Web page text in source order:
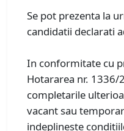
Se pot prezenta la
candidatii declarati
In conformitate cu
Hotararea nr. 1336/
completarile
vacant sau
indeplineste